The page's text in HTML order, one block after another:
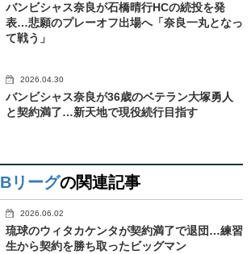
バンビシャス奈良が石橋晴行HCの続投を発
表…悲願のプレーオフ出場へ「奈良一丸となっ
て戦う」
2026.04.30
バンビシャス奈良が36歳のベテラン大塚勇人
と契約満了…新天地で現役続行目指す
Bリーグの関連記事
2026.06.02
琉球のウィタカケンタが契約満了で退団…練習
生から契約を勝ち取ったビッグマン